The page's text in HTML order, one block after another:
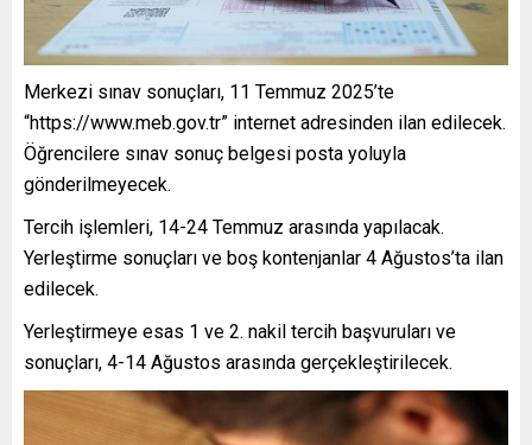
Merkezi sınav sonuçları, 11 Temmuz 2025’te
“https://www.meb.gov.tr” internet adresinden ilan edilecek.
Öğrencilere sınav sonuç belgesi posta yoluyla
gönderilmeyecek.
Tercih işlemleri, 14-24 Temmuz arasında yapılacak.
Yerleştirme sonuçları ve boş kontenjanlar 4 Ağustos’ta ilan
edilecek.
Yerleştirmeye esas 1 ve 2. nakil tercih başvuruları ve
sonuçları, 4-14 Ağustos arasında gerçekleştirilecek.